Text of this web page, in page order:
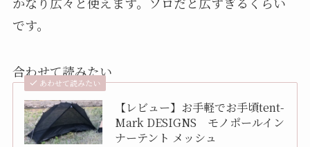
です。
合わせて読みたい
あわせて読みたい
【レビュー】お手軽でお手頃tent-
Mark DESIGNS モノポールイン
ナーテント メッシュ